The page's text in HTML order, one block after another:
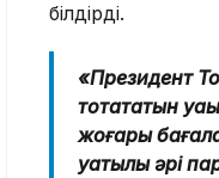
білдірді.
«Президент
тоқтататын
жоғары
уақтылы әрі